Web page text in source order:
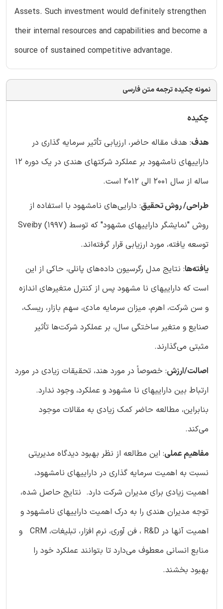
Assets. Such investment would definitely strengthen
their internal resources and capabilities and become a
source of sustained competitive advantage.
نمونه چکیده ترجمه متن فارسی
چکیده
هدف: هدف مقاله حاضر، ارزیابی تأثیر سرمایه گذاری در
داراییهای نامشهود بر عملکرد شرکتهای هندی در یک دوره 12
ساله از سال 2001 الی 2012 است.
طراحی/ روش تحقیق: دارایی‌های نامشهود با استفاده از
روش "نمایشگر داراییهای مشهود" که توسط Sveiby (1997)
توسعه یافته، مورد ارزیابی قرار گرفته‌اند.
یافته‌ها: نتایج مدل رگرسیون داده‌های پانلی، حاکی از این
است که داراییهای نا مشهود پس از کنترل متغیرهای اندازه
و سن شرکت، اهرم، میزان سرمایه مادی، سهم بازار، ریسک،
صنایع و متغیر ساختگی سال، بر عملکرد شرکت‌ها تأثیر
مثبتی می‌گذارند.
اصالت/ارزش: خصوصاً در مورد هند، تحقیقات زیادی در مورد
ارتباط بین داراییهای نا مشهود و عملکرد، وجود ندارد.
بنابراین، مطالعه حاضر کمک زیادی به مقالات موجود
می‌کند.
مفاهیم عملی: این مطالعه از نظر بهبود دیدگاه مدیریتی
نسبت به اهمیت سرمایه گذاری در داراییهای نامشهود،
اهمیت زیادی برای مدیران شرکت دارد. نتایج حاصل شده،
توجه مدیران هندی را به درک اهمیت داراییهای نامشهود و
اهمیت آنها در R&D ، فن آوری، نرم افزار، تبلیغات، CRM و
منابع انسانی معطوف می‌دارد تا بتوانند عملکرد خود را
بهبود بخشند.